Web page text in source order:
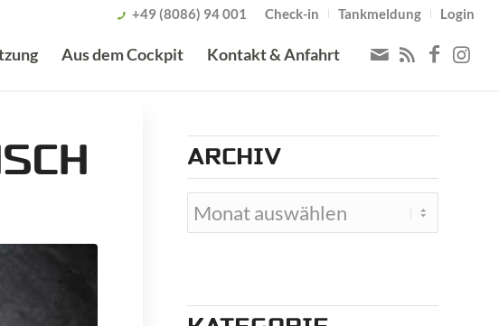
Check-in Tankmeldung Login
+49 (8086) 94 001
Aus dem Cockpit Kontakt & Anfahrt
ARCHIV